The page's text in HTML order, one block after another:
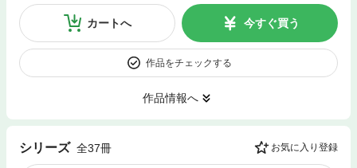
カートへ 今すぐ買う
作品をチェックする
作品情報へ
シリーズ 全37冊 お気に入り登録